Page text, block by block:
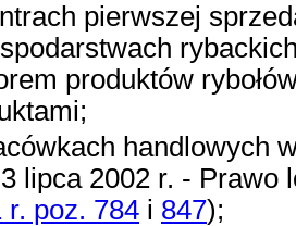
pierwszej
produktów
handlowych
lipca 2002 r. - Prawo
r. poz. 784 i 847);